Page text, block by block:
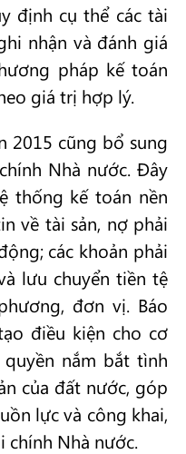
định cụ thể các tài
nhận và đánh giá
pháp kế toán
giá trị hợp lý.
2015 cũng bổ sung
Nhà nước. Đây
thống kế toán nền
về tài sản, nợ phải
các khoản phải
lưu chuyển tiền tệ
đơn vị. Báo
điều kiện cho cơ
nắm bắt tình
của đất nước, góp
lực và công khai,
chính Nhà nước.